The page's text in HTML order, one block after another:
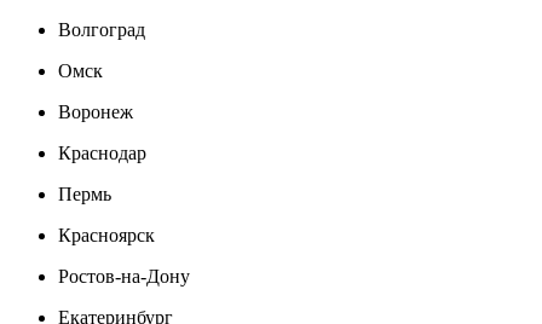
Волгоград
Омск
Воронеж
Краснодар
Пермь
Красноярск
Ростов-на-Дону
Екатеринбург